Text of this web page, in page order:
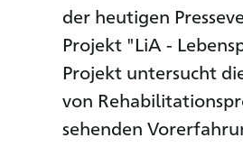
der heutigen
Projekt "LiA -
Projekt untersucht
von
sehenden